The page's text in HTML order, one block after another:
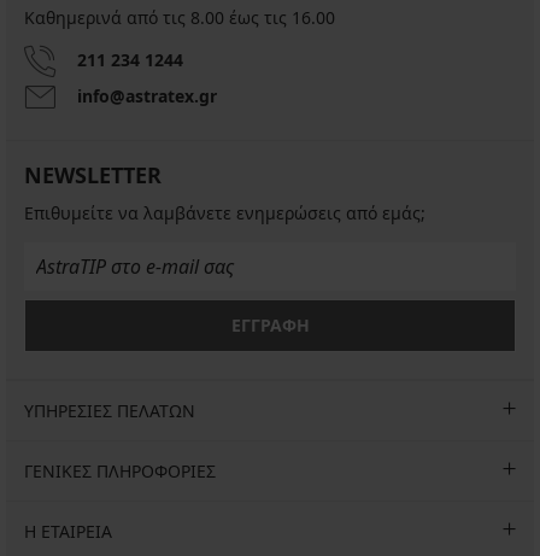
Καθημερινά από τις 8.00 έως τις 16.00
211 234 1244
info@astratex.gr
NEWSLETTER
Επιθυμείτε να λαμβάνετε ενημερώσεις από εμάς;
ΕΓΓΡΑΦΗ
ΥΠΗΡΕΣΙΕΣ ΠΕΛΑΤΩΝ
ΓΕΝΙΚΕΣ ΠΛΗΡΟΦΟΡΙΕΣ
Η ΕΤΑΙΡΕΙΑ